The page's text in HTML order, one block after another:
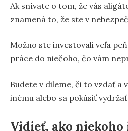
Ak snívate o tom, že vás
znamená to, že ste v
Možno ste investovali veľa
práce do niečoho, čo vám
Budete v dileme, či to vzdať a
inému alebo sa pokúsiť
Vidieť, ako niekoho